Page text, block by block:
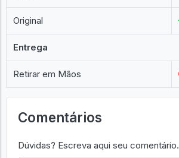
Original
Entrega
Retirar em Mãos
Comentários
Dúvidas? Escreva aqui seu comentário.